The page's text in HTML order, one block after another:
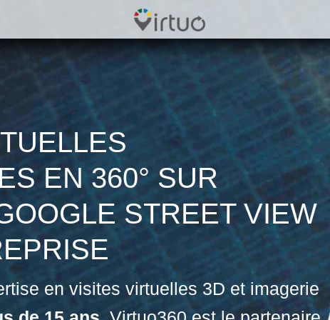
EN 360° SUR
STREET VIEW
en visites virtuelles 3D et imagerie